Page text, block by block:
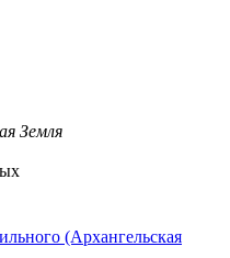
Земля
(Архангельская